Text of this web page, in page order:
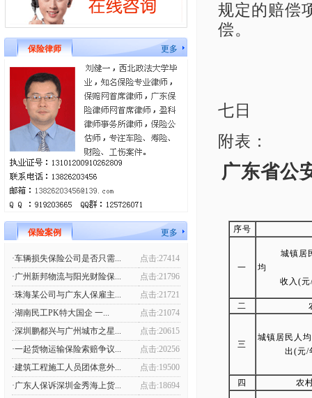
保险律师 更多
保险案例 更多
·车辆损失保险公司是否只需...
点击:27414
·广州新邦物流与阳光财险保...
点击:21796
·珠海某公司与广东人保雇主...
点击:21721
·湖南民工PK特大国企 一...
点击:21074
·深圳鹏都兴与广州城市之星...
点击:20615
·一起货物运输保险索赔争议...
点击:20256
·建筑工程施工人员团体意外...
点击:19500
·广东人保诉深圳金秀海上货...
点击:18694
规定的赔偿
偿。
七日
附表：
广东省公
序号
一
城镇居
均 可
收入(
二
三
城镇居民人
出(元/
四 农